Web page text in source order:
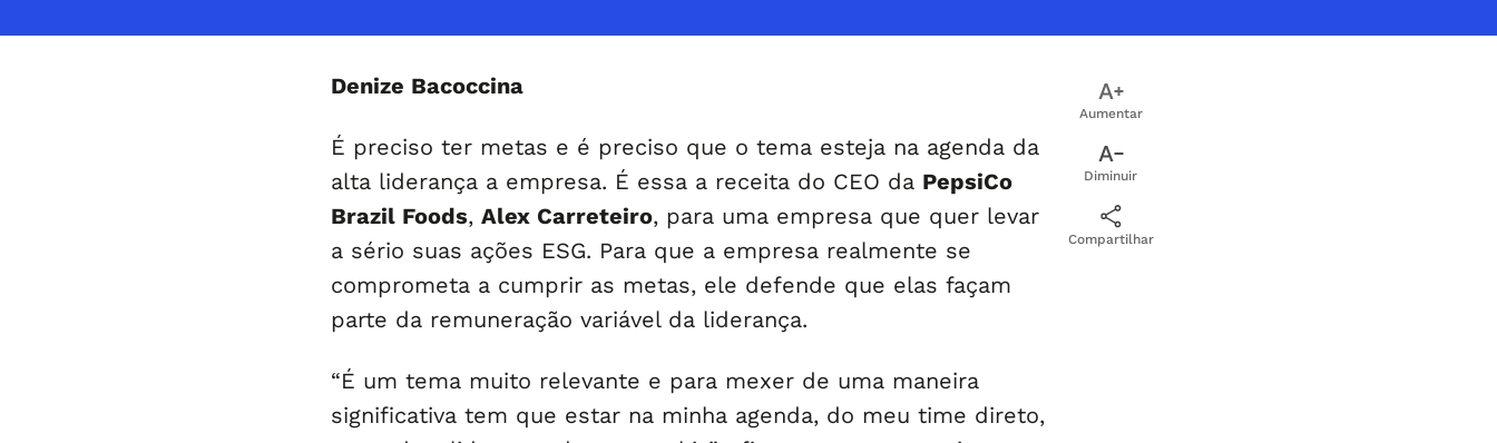
Denize Bacoccina
É preciso ter metas e é preciso que o tema esteja na agenda da
alta liderança a empresa. É essa a receita do CEO da PepsiCo
Brazil Foods, Alex Carreteiro, para uma empresa que quer levar
a sério suas ações ESG. Para que a empresa realmente se
comprometa a cumprir as metas, ele defende que elas façam
parte da remuneração variável da liderança.
“É um tema muito relevante e para mexer de uma maneira
significativa tem que estar na minha agenda, do meu time direto,
Aumentar
Diminuir
Compartilhar